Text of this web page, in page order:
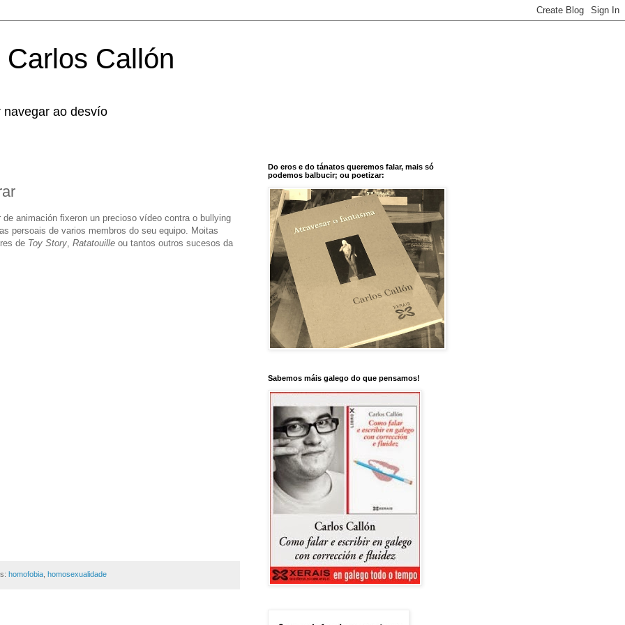
Callón
navegar ao desvío
animación fixeron un precioso vídeo contra o bullying
persoais de varios membros do seu equipo. Moitas
de Toy Story Ratatouille ou tantos outros sucesos da
homofobia, homosexualidade
Do eros e do tánatos queremos falar, mais só
podemos balbucir; ou poetizar:
Sabemos máis galego do que pensamos!